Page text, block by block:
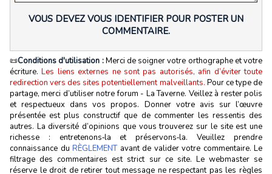
VOUS DEVEZ VOUS IDENTIFIER POUR POSTER UN
COMMENTAIRE.
📜Conditions d'utilisation :Merci de soigner votre orthographe et votre
écriture.Les liens externes ne sont pas autorisés, afin d’éviter toute
redirection vers des sites potentiellement malveillants. Pour ce type de
partage, merci d’utiliser notre forum - La Taverne. Veillez à rester polis
et respectueux dans vos propos. Donner votre avis sur l’œuvre
présentée est plus constructif que de commenter les ressentis des
autres. La diversité d’opinions que vous trouverez sur le site est une
richesse : entretenons‑la et préservons‑la. Veuillez prendre
connaissance du RÈGLEMENTavant de valider votre commentaire. Le
filtrage des commentaires est strict sur ce site. Le webmaster se
réserve le droit de retirer tout message ne respectant pas les règles